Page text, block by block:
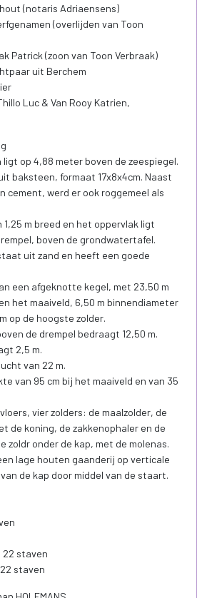
(notaris Adriaensens)
(overlijden van Toon
Patrick (zoon van Toon Verbraak)
uit Berchem
Luc & Van Rooy Katrien,
ligt op 4,88 meter boven de zeespiegel.
baksteen, formaat 17x8x4cm. Naast
cement, werd er ook roggemeel als
m breed en het oppervlak ligt
boven de grondwatertafel.
uit zand en heeft een goede
een afgeknotte kegel, met 23,50 m
het maaiveld, 6,50 m binnendiameter
op de hoogste zolder.
de drempel bedraagt 12,50 m.
2,5 m.
van 22 m.
van 95 cm bij het maaiveld en van 35
vier zolders: de maalzolder, de
de koning, de zakkenophaler en de
zoldr onder de kap, met de molenas.
lage houten gaanderij op verticale
de kap door middel van de staart.
22 staven
staven